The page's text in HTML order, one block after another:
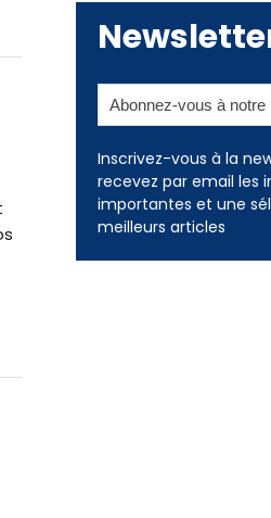
Inscrivez-vous à la
recevez par email les
importantes et une
meilleurs articles